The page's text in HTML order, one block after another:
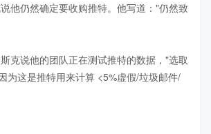
他仍然确定要收购推特。他写道："仍然致
克说他的团队正在测试推特的数据，"选取
为这是推特用来计算 <5%虚假/垃圾邮件/